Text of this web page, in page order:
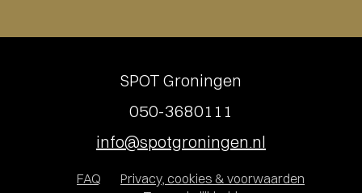
SPOT Groningen
050-3680111
info@spotgroningen.nl
FAQ
Privacy, cookies & voorwaarden